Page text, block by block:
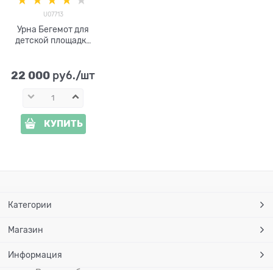
U07713
Урна Бегемот для
детской площадки
высота 100см
22 000 руб./шт
КУПИТЬ
Категории
Магазин
Информация